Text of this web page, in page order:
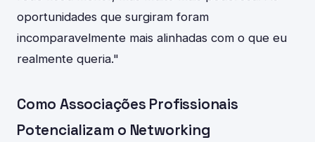
oportunidades que surgiram foram
incomparavelmente mais alinhadas com o que eu
realmente queria."
Como Associações Profissionais
Potencializam o Networking